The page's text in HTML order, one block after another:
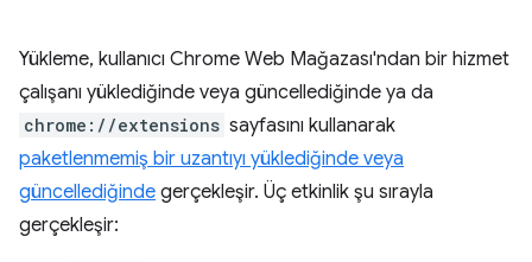
Yükleme, kullanıcı Chrome Web Mağazası'ndan bir hizmet
çalışanı yüklediğinde veya güncellediğinde ya da
chrome://extensions sayfasını kullanarak
paketlenmemiş bir uzantıyı yüklediğinde veya
güncellediğinde gerçekleşir. Üç etkinlik şu sırayla
gerçekleşir: